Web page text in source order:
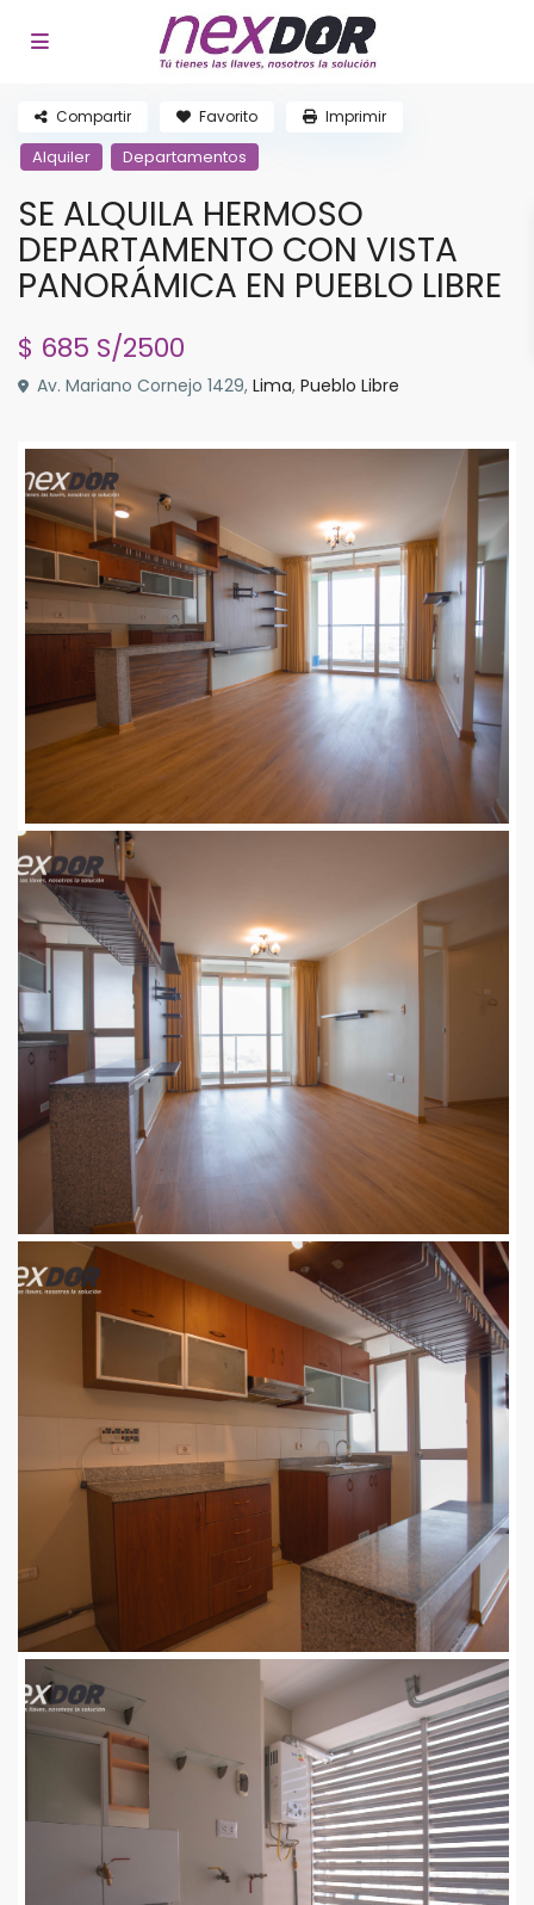
Alquiler Departamentos
SE ALQUILA HERMOSO
DEPARTAMENTO CON VISTA
PANORÁMICA EN PUEBLO LIBRE
$ 685 S/2500
Av. Mariano Cornejo 1429,Lima,Pueblo Libre
Compartir Favorito Imprimir